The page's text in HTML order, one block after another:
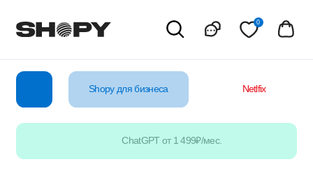
ChatGPT от 1 499₽/мес.